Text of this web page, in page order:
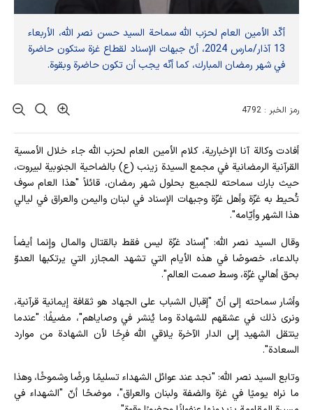
أكّد الأمين العام لحزب الله سماحة السيد حسن نصر الله، الأربعاء
13 آذار/مارس 2024، أنّ جبهات الإسناد لقطاع غزة ستكون حاضرة
في شهر رمضان المبارك، كما أنّه يجب أن تكون حاضرة وبقوة.
رمز الخبر : 4792
أفادت وکالة آنا الإخباریة، كلام الأمين العام لحزب الله جاء خلال الأمسية
القرآنية الرمضانية في مجمع السيدة زينب (ع) بالضاحية الجنوبية لبيروت،
حيث بارك سماحته للجميع بحلول شهر رمضان، قائلاً "هذا العام سوف
تُحيط به غزّة وأهل غزّة وجبهات الإسناد في لبنان واليمن والعراق في ليالي
هذا الشهر وأيّامه".
وقال السيد نصر الله: "إسناد غزّة ليس فقط بالقتال والمال وإنما أيضاً
بالدعاء، خصوصًا في هذه الأيام التي تشهد المجازر التي يرتكبها العدوّ
بحق أهالي غزّة، وسط صمت العالم".
وأشار سماحته إلى أنّ "إقبال الشباب على الجهاد هو ثقافة إيمانية قرآنية،
ونرى ذلك في عشقهم للشهادة وما يُنشر في وصاياهم"، مضيفًا: "عندما
ينتقل الشهيد إلى الدار الآخرة يلاقي الله فرِحًا لأن الشهادة من موارد
السعادة".
وتابع السيد نصر الله: "نجد عند عوائل الشهداء تسليمًا ورضًا وشموخًا، وهذا
ما نراه يوميًا في غزة والضفة ولبنان والعراق"، موضحًا أنّ "الشهداء في